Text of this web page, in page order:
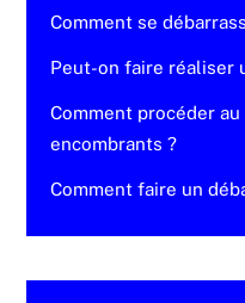
Comment se
Peut-on faire réaliser
Comment procéder
encombrants ?
Comment faire un